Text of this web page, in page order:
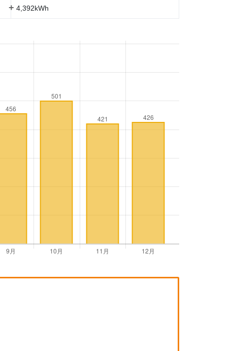
+ 4,392kWh